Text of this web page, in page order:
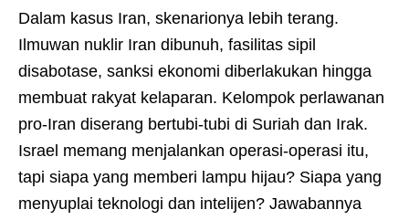
Dalam kasus Iran, skenarionya lebih terang.
Ilmuwan nuklir Iran dibunuh, fasilitas sipil
disabotase, sanksi ekonomi diberlakukan hingga
membuat rakyat kelaparan. Kelompok perlawanan
pro-Iran diserang bertubi-tubi di Suriah dan Irak.
Israel memang menjalankan operasi-operasi itu,
tapi siapa yang memberi lampu hijau? Siapa yang
menyuplai teknologi dan intelijen? Jawabannya